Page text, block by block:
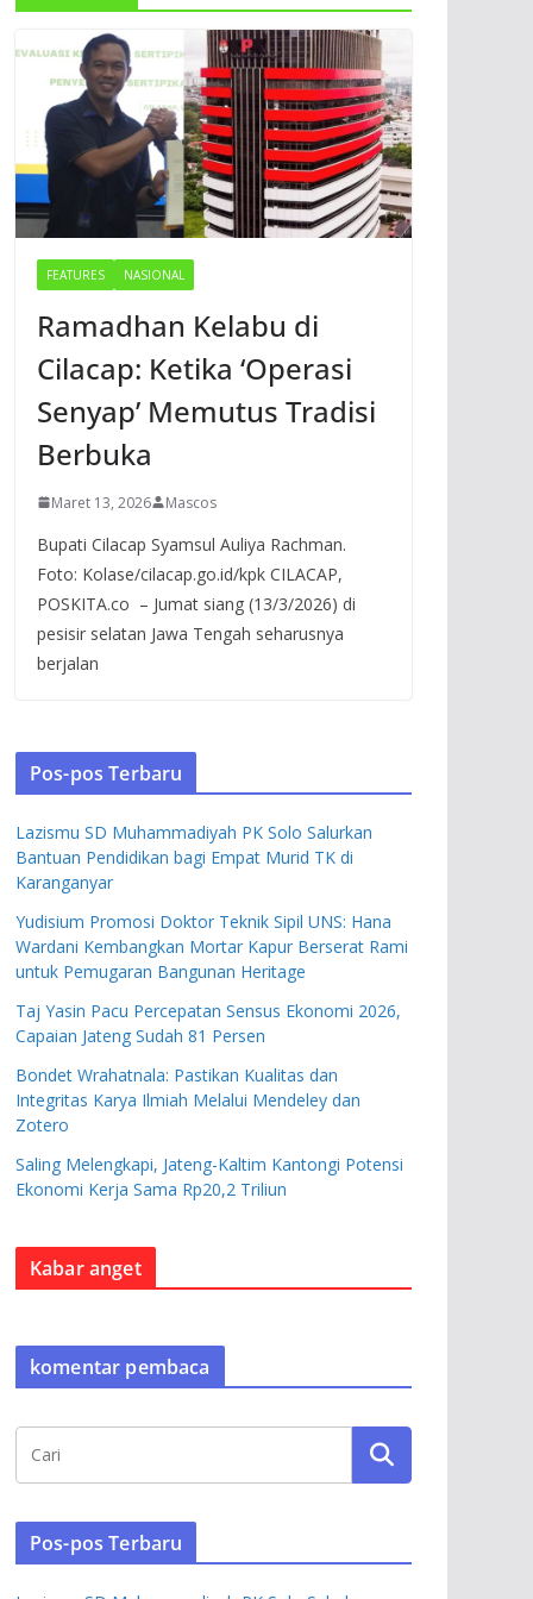
FEATURES NASIONAL
Ramadhan Kelabu di
Cilacap: Ketika ‘Operasi
Senyap’ Memutus Tradisi
Berbuka
Maret 13, 2026 Mascos
Bupati Cilacap Syamsul Auliya Rachman.
Foto: Kolase/cilacap.go.id/kpk CILACAP,
POSKITA.co – Jumat siang (13/3/2026) di
pesisir selatan Jawa Tengah seharusnya
berjalan
Pos-pos Terbaru
Lazismu SD Muhammadiyah PK Solo Salurkan
Bantuan Pendidikan bagi Empat Murid TK di
Karanganyar
Yudisium Promosi Doktor Teknik Sipil UNS: Hana
Wardani Kembangkan Mortar Kapur Berserat Rami
untuk Pemugaran Bangunan Heritage
Taj Yasin Pacu Percepatan Sensus Ekonomi 2026,
Capaian Jateng Sudah 81 Persen
Bondet Wrahatnala: Pastikan Kualitas dan
Integritas Karya Ilmiah Melalui Mendeley dan
Zotero
Saling Melengkapi, Jateng-Kaltim Kantongi Potensi
Ekonomi Kerja Sama Rp20,2 Triliun
Kabar anget
komentar pembaca
Pos-pos Terbaru